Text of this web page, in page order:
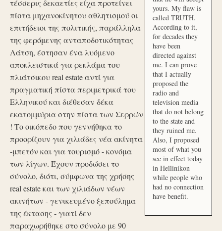
τέσσερις δεκαετίες είχα προτείνει
πίστα μηχανοκίνητου αθλητισμού οι
επιτήδειοι της πολιτικής, παράλληλα
της φερόμενης ανταποδοτικότητας
Λάτση, έστησαν ένα λυόμενο
αποκλειστικά για ρεκλάμα του
πλιάτσικου real estate αντί για
πραγματική πίστα περιμετρικά του
Ελληνικού και διέθεσαν δέκα
εκατομμύρια στην πίστα των Σερρών
! Το οικόπεδο που γεννήθηκα το
προορίζουν για χιλιάδες νέα ακίνητα
-μπετόν και για τουρισμό - κονόμα
των λίγων. Έχουν προδώσει το
σύνολο, διότι, σύμφωνα της χρήσης
real estate και των χιλιάδων νέων
ακινήτων - γενικευμένο ξεπούλημα
της έκτασης - γιατί δεν
παραχωρήθηκε στο σύνολο με 90
yours. My flaw is
called TRUTH.
According to it,
for decades they
have been
directed against
me. I can prove
that I actually
proposed the
radio and
television media
that do not belong
to the state and
they ruined me.
Also, I proposed
most of what you
see in effect today
in Hellinikon
while people who
had no connection
have benefit.